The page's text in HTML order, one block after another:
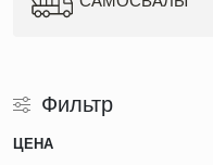
Фильтр
ЦЕНА